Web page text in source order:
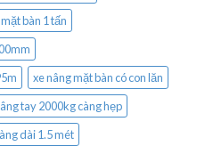
bàn 1 tấn
xe nâng mặt bàn có con lăn
tay 2000kg càng hẹp
dài 1.5 mét